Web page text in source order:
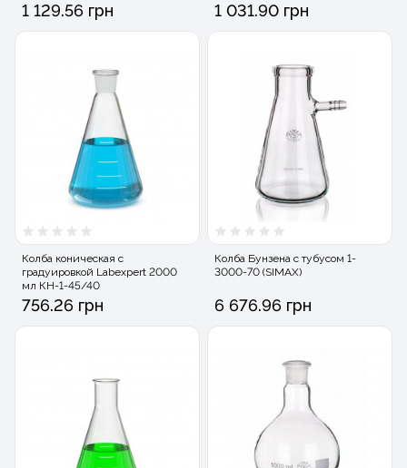
1 129.56 грн 1 031.90 грн
Колба коническая с
градуировкой Labexpert 2000
мл КН-1-45/40
756.26 грн
Колба Бунзена с тубусом 1-
3000-70 (SIMAX)
6 676.96 грн